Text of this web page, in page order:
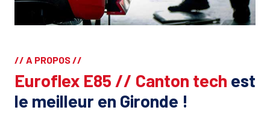
// A PROPOS //
Euroflex E85 // Canton tech est
le meilleur en Gironde !